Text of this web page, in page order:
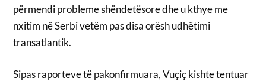
përmendi probleme shëndetësore dhe u kthye me
nxitim në Serbi vetëm pas disa orësh udhëtimi
transatlantik.
Sipas raporteve të pakonfirmuara, Vuçiç kishte tentuar